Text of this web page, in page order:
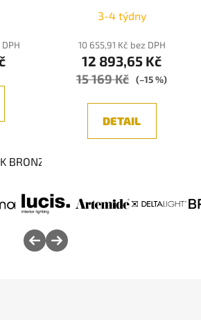
BRONZE
3-4 týdny
10 655,91 Kč bez DPH
12 893,65 Kč
15 169 Kč (–15 %)
DETAIL